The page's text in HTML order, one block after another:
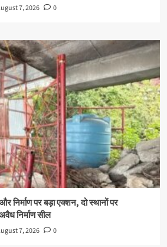
7, 2026 0
निर्माण पर बड़ा एक्शन, दो स्थानों पर
निर्माण सील
7, 2026 0